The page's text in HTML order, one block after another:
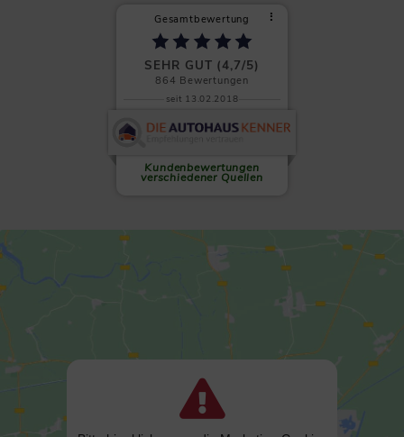
Gesamtbewertung ⠇
SEHR GUT (4,7/5)
864 Bewertungen
seit 13.02.2018
Kundenbewertungen
verschiedener Quellen
Clemens L.
Auf allen Ebenen absolut zu